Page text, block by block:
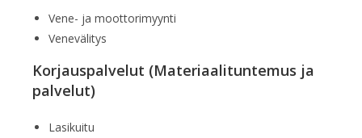
Vene- ja moottorimyynti
Venevälitys
Korjauspalvelut (Materiaalituntemus ja
palvelut)
Lasikuitu